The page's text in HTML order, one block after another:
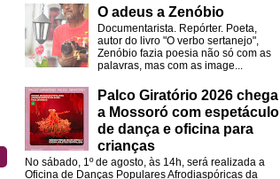
O adeus a Zenóbio
Documentarista. Repórter. Poeta,
autor do livro "O verbo sertanejo",
Zenóbio fazia poesia não só com as
palavras, mas com as image...
Palco Giratório 2026 chega
a Mossoró com espetáculo
de dança e oficina para
crianças
No sábado, 1º de agosto, às 14h, será realizada a
Oficina de Danças Populares Afrodiaspóricas da